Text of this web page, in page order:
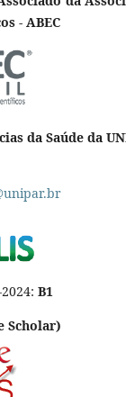
- ABEC
da Saúde da
B1
Scholar)